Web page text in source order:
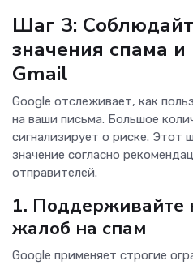
Шаг 3:
значения спама и
Gmail
Google отслеживает, как
на ваши письма. Большое
сигнализирует о риске. Этот
значение согласно
отправителей.
1. Поддерживайте
жалоб на спам
Google применяет строгие